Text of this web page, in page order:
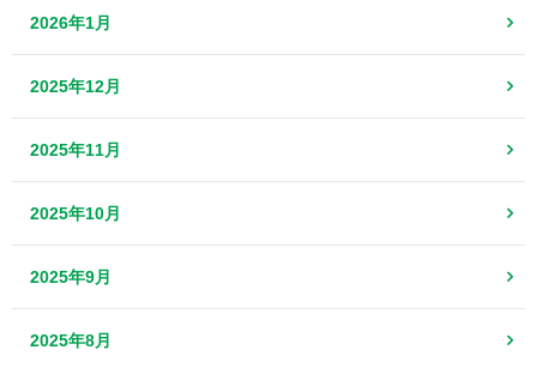
2026年1月
2025年12月
2025年11月
2025年10月
2025年9月
2025年8月